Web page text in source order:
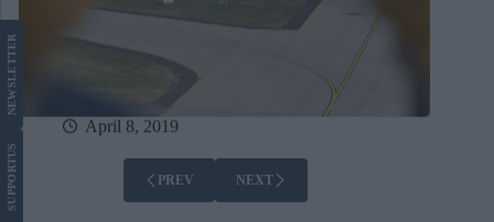
April 8, 2019
PREV NEXT
SUPPORT
US
NEWS
LETTER